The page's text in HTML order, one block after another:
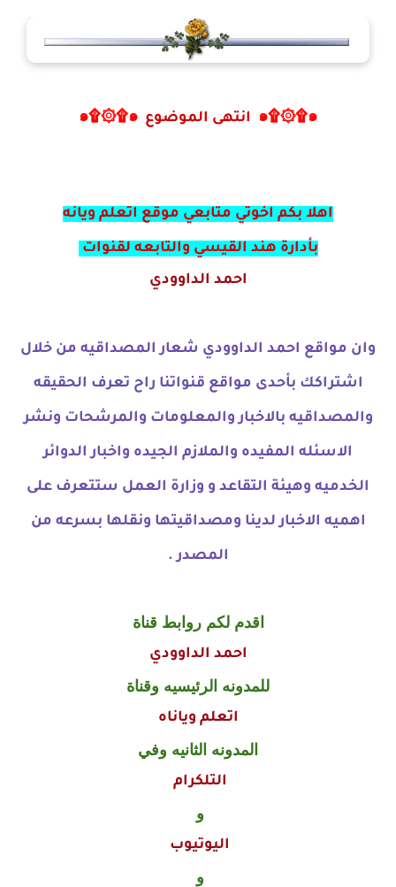
๑۩۞۩๑ انتهى الموضوع ๑۩۞۩๑
اهلا بكم اخوتي متابعي موقع اتعلم ويانه
بأدارة هند القيسي والتابعه لقنوات
احمد الداوودي
وان مواقع احمد الداوودي شعار المصداقيه من خلال
اشتراكك بأحدى مواقع قنواتنا راح تعرف الحقيقه
والمصداقيه بالاخبار والمعلومات والمرشحات ونشر
الاسئله المفيده والملازم الجيده واخبار الدوائر
الخدميه وهيئة التقاعد و وزارة العمل ستتعرف على
اهميه الاخبار لدينا ومصداقيتها ونقلها بسرعه من
المصدر .
اقدم لكم روابط قناة
احمد الداوودي
للمدونه الرئيسيه وقناة
اتعلم وياناه
المدونه الثانيه وفي
التلكرام
و
اليوتيوب
و